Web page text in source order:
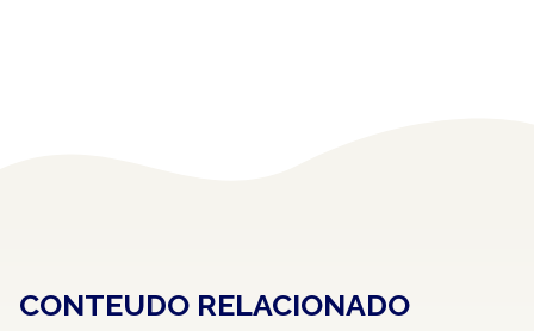
CONTEUDO RELACIONADO